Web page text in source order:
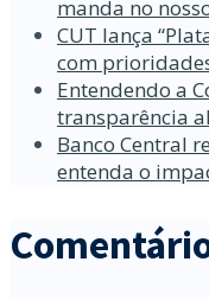
manda no
CUT lança
com
Entendendo a
transparência
Banco Central
entenda o